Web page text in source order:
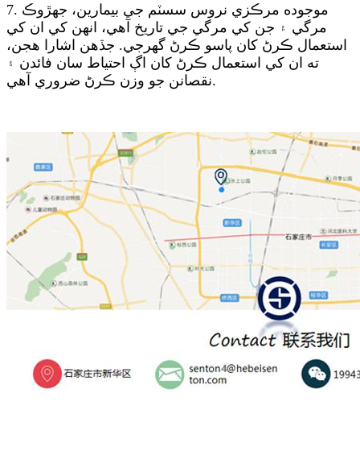
7. موجوده مرڪزي نروس سسٽم جي بيمارين، جهڙوڪ
مرگي ۽ جن کي مرگي جي تاريخ آهي، انهن کي ان کي
استعمال ڪرڻ کان پاسو ڪرڻ گهرجي. جڏهن اشارا هجن،
ته ان کي استعمال ڪرڻ کان اڳ احتياط سان فائدن ۽
نقصانن جو وزن ڪرڻ ضروري آهي.